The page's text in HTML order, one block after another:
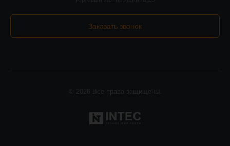
Заказать звонок
© 2026 Все права защищены.